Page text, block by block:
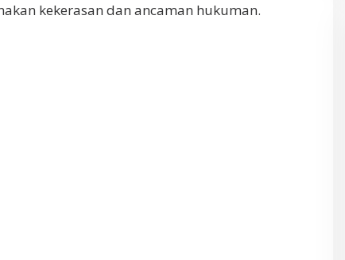
kekerasan dan ancaman hukuman.